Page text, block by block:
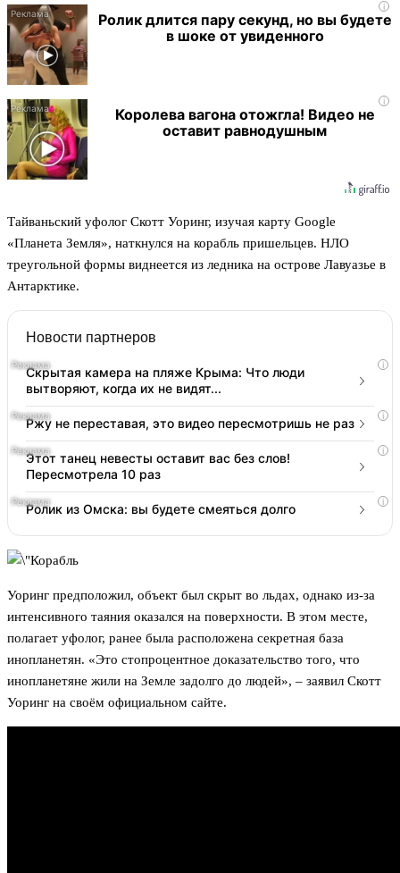
i
Ролик длится пару секунд, но вы будете
в шоке от увиденного
i
Королева вагона отожгла! Видео не
оставит равнодушным
Тайваньский уфолог Скотт Уоринг, изучая карту Google
«Планета Земля», наткнулся на корабль пришельцев. НЛО
треугольной формы виднеется из ледника на острове Лавуазье в
Антарктике.
Новости партнеров
i
Скрытая камера на пляже Крыма: Что люди
вытворяют, когда их не видят...
i
Ржу не переставая, это видео пересмотришь не раз
i
Этот танец невесты оставит вас без слов!
Пересмотрела 10 раз
i
Ролик из Омска: вы будете смеяться долго
Уоринг предположил, объект был скрыт во льдах, однако из-за
интенсивного таяния оказался на поверхности. В этом месте,
полагает уфолог, ранее была расположена секретная база
инопланетян. «Это стопроцентное доказательство того, что
инопланетяне жили на Земле задолго до людей», – заявил Скотт
Уоринг на своём официальном сайте.